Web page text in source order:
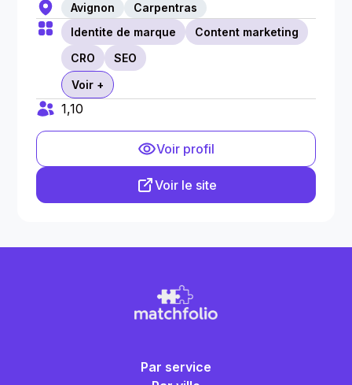
Avignon
Carpentras
Identite de marque
Content marketing
CRO
SEO
Voir +
1,10
Voir profil
Voir le site
Par service